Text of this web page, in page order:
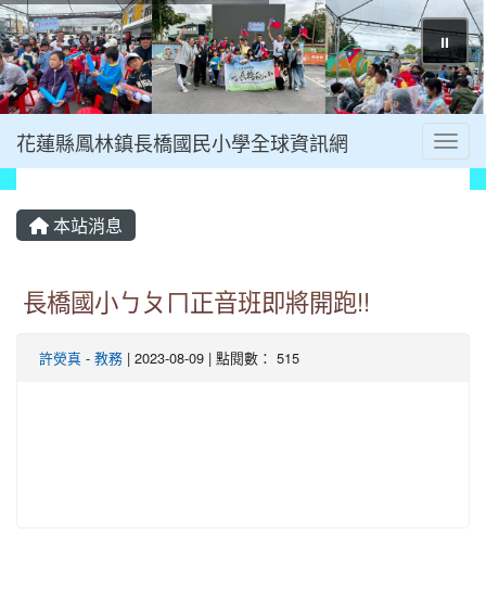
⏸
花蓮縣鳳林鎮長橋國民小學全球資訊網
本站消息
長橋國小ㄅㄆㄇ正音班即將開跑!!
許熒真 - 教務 | 2023-08-09 | 點閱數： 515